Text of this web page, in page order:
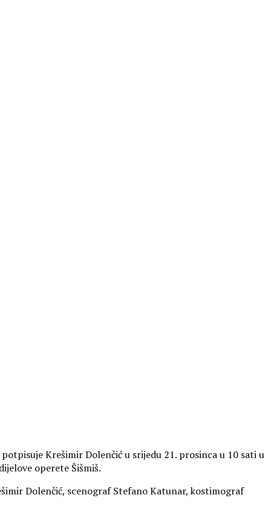
Krešimir Dolenčić u srijedu 21. prosinca u 10 sati u
operete Šišmiš.
Dolenčić, scenograf Stefano Katunar, kostimograf